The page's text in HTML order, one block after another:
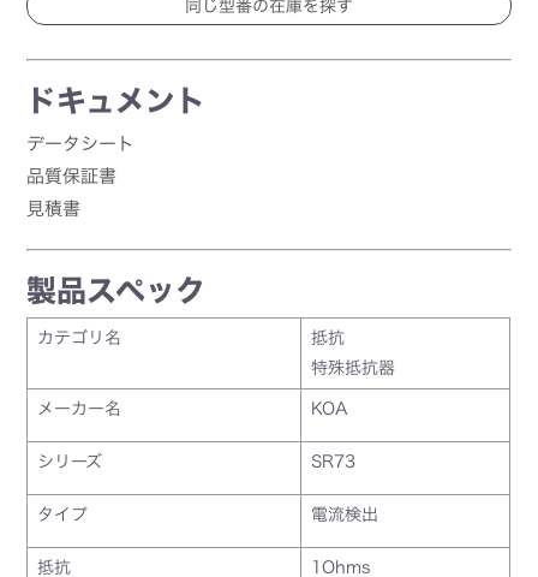
ドキュメント
データシート
品質保証書
見積書
製品スペック
カテゴリ名
抵抗
特殊抵抗器
メーカー名 KOA
シリーズ SR73
タイプ 電流検出
抵抗 1Ohms